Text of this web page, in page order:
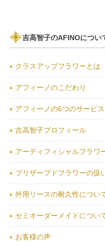
吉高智子のAFINOについ
クラスアップフラワーとは
アフィーノのこだわり
アフィーノの6つのサービス
吉高智子プロフィール
アーティフィシャルフラワ
ブリザーブドフラワーの扱
外用リースの耐久性につい
セミオーダーメイドについ
お客様の声